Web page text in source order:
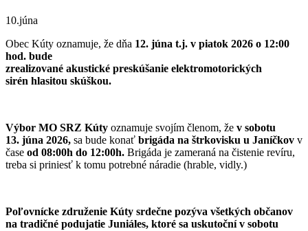
10.júna
Obec Kúty oznamuje, že dňa 12. júna t.j. v piatok 2026 o 12:00
hod. bude
zrealizované akustické preskúšanie elektromotorických
sirén hlasitou skúškou.
Výbor MO SRZ Kúty oznamuje svojím členom, že v sobotu
13. júna 2026, sa bude konať brigáda na štrkovisku u Janíčkov v
čase od 08:00h do 12:00h. Brigáda je zameraná na čistenie revíru,
treba si priniesť k tomu potrebné náradie (hrable, vidly.)
Poľovnícke združenie Kúty srdečne pozýva všetkých občanov
na tradičné podujatie Juniáles, ktoré sa uskutoční v sobotu